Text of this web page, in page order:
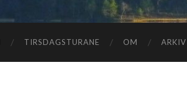
TIRSDAGSTURANE OM ARKIV